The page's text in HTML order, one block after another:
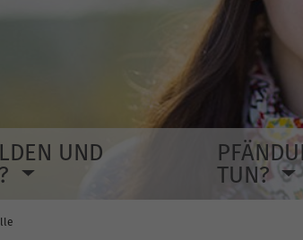
UND
TUN?